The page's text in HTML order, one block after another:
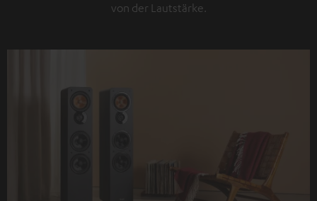
von der Lautstärke.